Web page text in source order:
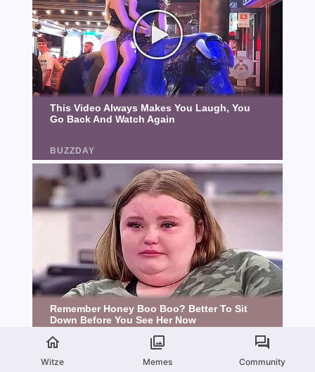
Witze Memes Community